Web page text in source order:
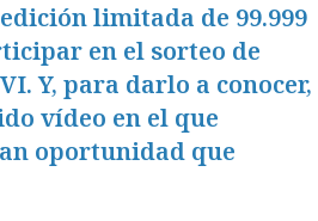
limitada de 99.999
en el sorteo de
Y, para darlo a conocer,
vídeo en el que
oportunidad que